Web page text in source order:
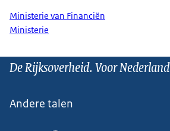
Ministerie van Financiën
Ministerie
De Rijksoverheid. Voor Nederland
Andere talen